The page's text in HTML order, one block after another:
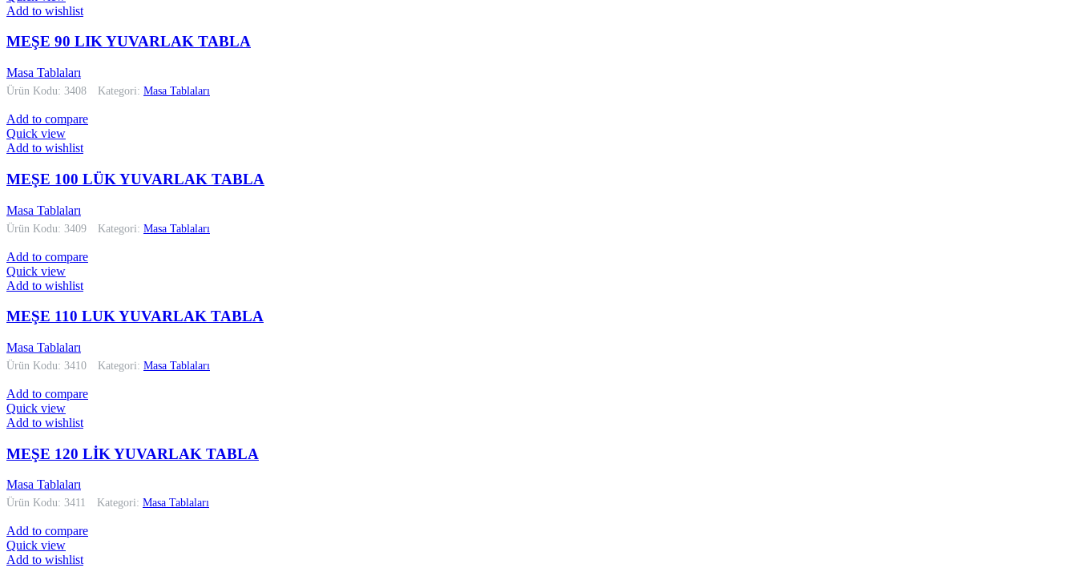
Add to wishlist
MEŞE 90 LIK YUVARLAK TABLA
Masa Tablaları
Ürün Kodu: 3408 Kategori: Masa Tablaları
Add to compare
Quick view
Add to wishlist
MEŞE 100 LÜK YUVARLAK TABLA
Masa Tablaları
Ürün Kodu: 3409 Kategori: Masa Tablaları
Add to compare
Quick view
Add to wishlist
MEŞE 110 LUK YUVARLAK TABLA
Masa Tablaları
Ürün Kodu: 3410 Kategori: Masa Tablaları
Add to compare
Quick view
Add to wishlist
MEŞE 120 LİK YUVARLAK TABLA
Masa Tablaları
Ürün Kodu: 3411 Kategori: Masa Tablaları
Add to compare
Quick view
Add to wishlist